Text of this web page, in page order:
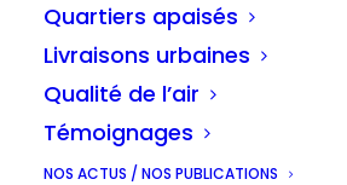
Quartiers apaisés
Livraisons urbaines
Qualité de l’air
Témoignages
NOS ACTUS / NOS PUBLICATIONS